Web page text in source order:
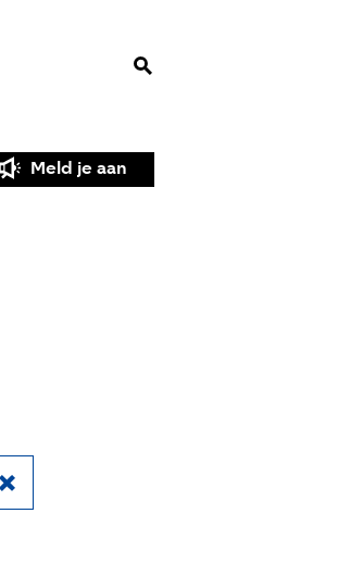
Meld je aan